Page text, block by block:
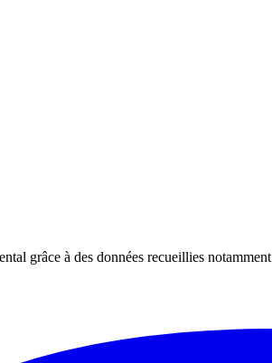
grâce à des données recueillies